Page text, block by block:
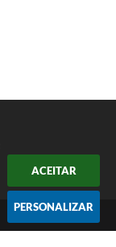
ACEITAR
PERSONALIZAR